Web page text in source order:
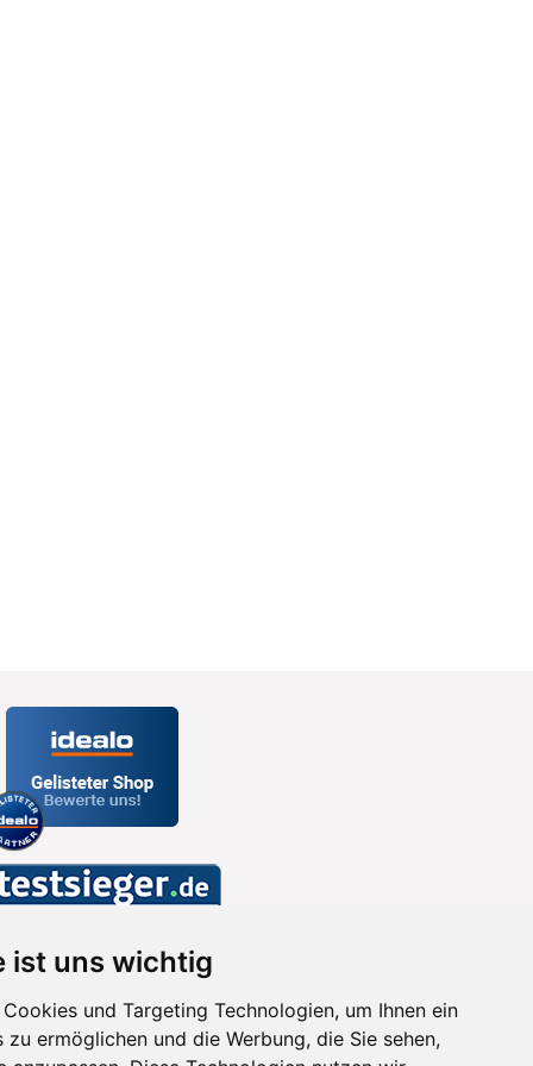
ist uns wichtig
und Targeting Technologien, um Ihnen ein
ermöglichen und die Werbung, die Sie sehen,